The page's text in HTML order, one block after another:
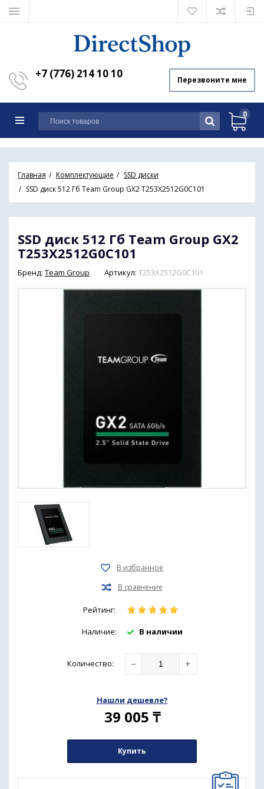
+7 (776) 214 10 10 Перезвоните мне
0
Главная Комплектующие
SSD диски
SSD диск 512 Гб Team Group GX2 T253X2512G0C101
SSD диск 512 Гб Team Group GX2
T253X2512G0C101
Бренд: Team Group Артикул: T253X2512G0C101
Рейтинг:
Наличие: В наличии
Количество: − +
Нашли дешевле?
39 005 ₸
Купить